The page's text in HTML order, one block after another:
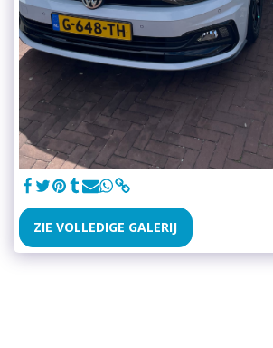
ZIE VOLLEDIGE GALERIJ